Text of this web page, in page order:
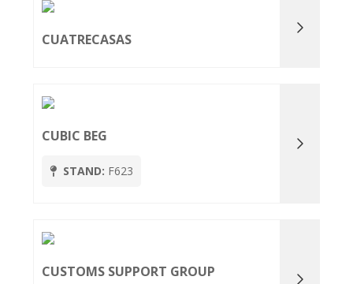
CUATRECASAS
CUBIC BEG
STAND: F623
CUSTOMS SUPPORT GROUP